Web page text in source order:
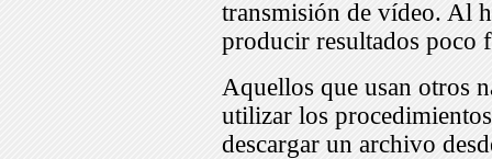
transmisión de vídeo. Al
producir resultados poco
Aquellos que usan otros
utilizar los
descargar un archivo